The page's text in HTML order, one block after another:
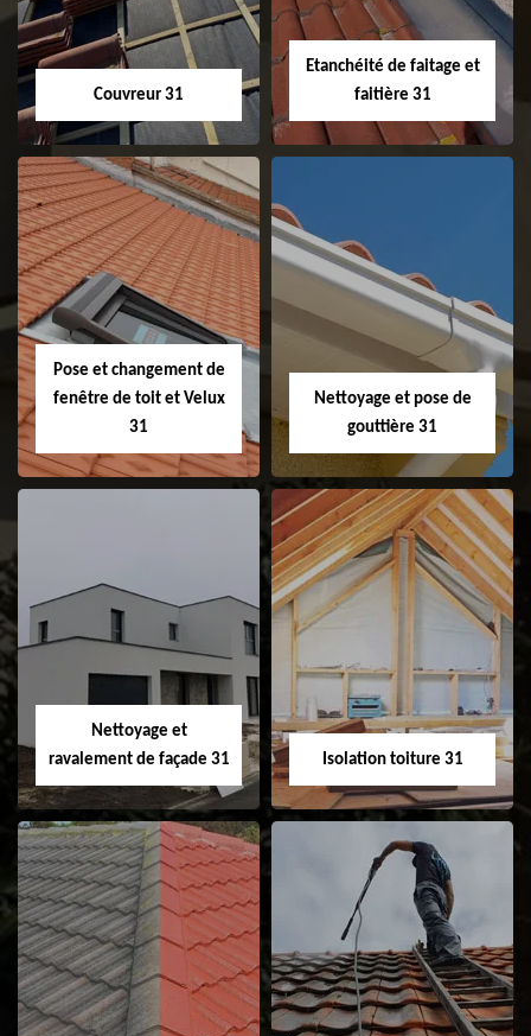
Couvreur 31
Couvreur 31
Etanchéité de faitage et
faitière 31
Etanchéité de
faitage et faitière
31
Pose et changement de
fenêtre de toit et Velux
31
Pose et
changement de
fenêtre de toit et
Velux 31
Nettoyage et pose de
gouttière 31
Nettoyage et pose
Nettoyage et
ravalement de façade 31
Nettoyage et
ravalement de
façade 31
Isolation toiture 31
Isolation toiture 31